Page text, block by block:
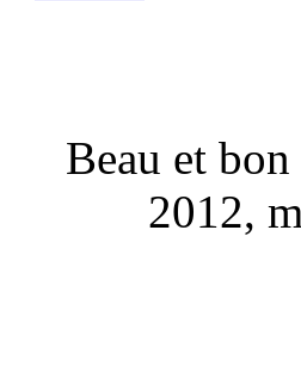
Beau et
2012,